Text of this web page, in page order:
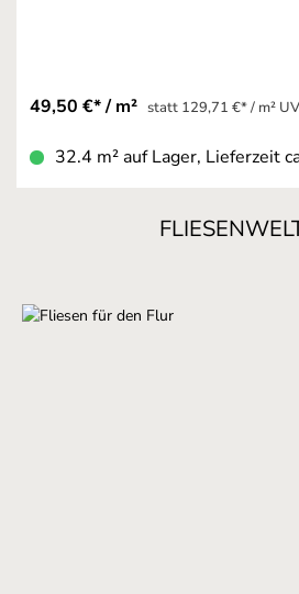
49,50 €* / m² statt 129,71 €* / m²
32.4 m² auf Lager, Lieferzeit
Fliesen für den FlurJetzt entdecken